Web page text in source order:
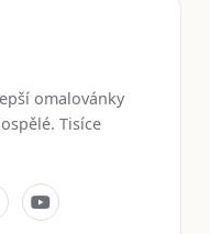
omalovánky
Tisíce